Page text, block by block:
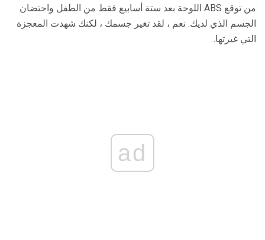
من توقع ABS اللوحة بعد ستة أسابيع فقط من الطفل واحتضان
الجسم الذي لديك. نعم ، لقد تغير جسمك ، لكنك شهدت المعجزة
التي غيرتها.
ad